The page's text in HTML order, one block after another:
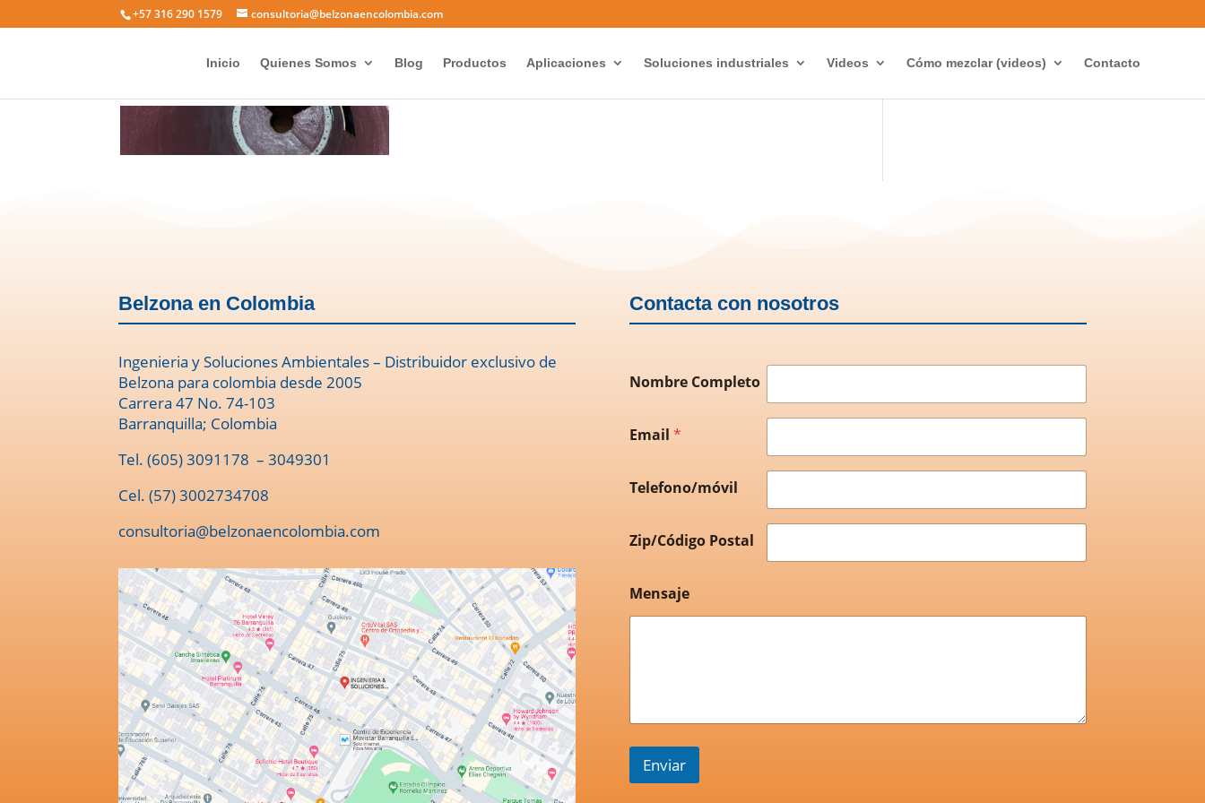
+57 316 290 1579 consultoria@belzonaencolombia.com
Inicio Quienes Somos Blog Productos Aplicaciones Soluciones industriales Videos Cómo mezclar (videos) Contacto
1811_0
Belzona en Colombia
Ingenieria y Soluciones Ambientales – Distribuidor exclusivo de
Belzona para colombia desde 2005
Carrera 47 No. 74-103
Barranquilla; Colombia
Tel. (605) 3091178 – 3049301
Cel. (57) 3002734708
consultoria@belzonaencolombia.com
Contacta con nosotros
Nombre Completo
Email *
Telefono/móvil
Zip/Código Postal
Mensaje
Enviar